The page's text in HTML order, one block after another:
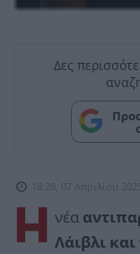
Δες
18:28, 07 Απριλίου 2025
H νέα
Λάιβλι